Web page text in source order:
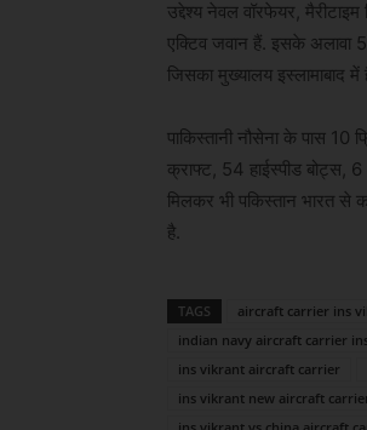
उद्देश्य नेवल वॉरफेयर,
एक्टिव जवान हैं. इसके अलावा
जिसका मुख्यालय इस्लामाबाद में
पाकिस्तानी नौसेना के पास
क्राफ्ट, 54 हाईस्पीड बोट्स,
मिलकर भी पकिस्तान भारत से
है.
TAGS aircraft carrier ins
indian navy aircraft carrier
ins vikrant aircraft carrier
ins vikrant new aircraft